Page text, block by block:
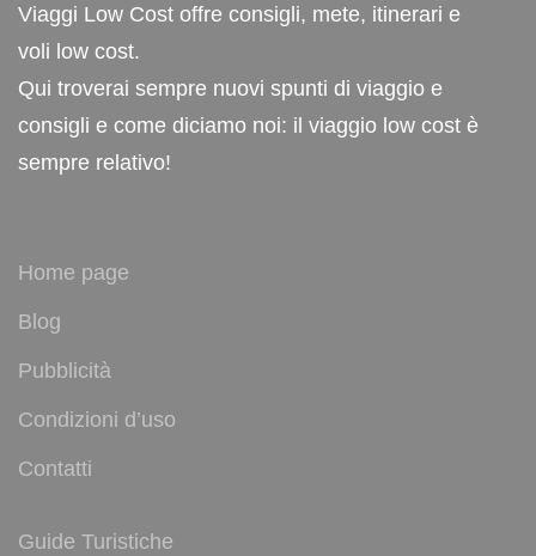
Viaggi Low Cost offre consigli, mete, itinerari e
voli low cost.
Qui troverai sempre nuovi spunti di viaggio e
consigli e come diciamo noi: il viaggio low cost è
sempre relativo!
Home page
Blog
Pubblicità
Condizioni d’uso
Contatti
Guide Turistiche